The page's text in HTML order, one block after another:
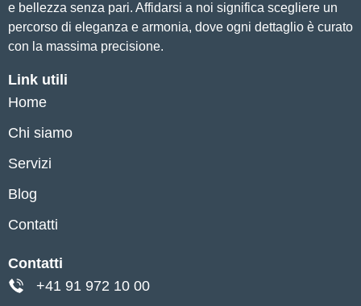
e bellezza senza pari. Affidarsi a noi significa scegliere un
percorso di eleganza e armonia, dove ogni dettaglio è curato
con la massima precisione.
Link utili
Home
Chi siamo
Servizi
Blog
Contatti
Contatti
+41 91 972 10 00